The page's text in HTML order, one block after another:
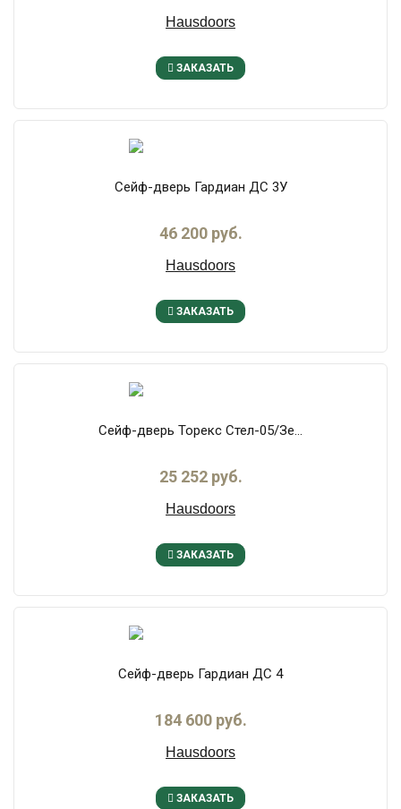
Hausdoors
ЗАКАЗАТЬ
Сейф-дверь Гардиан ДС 3У
46 200 руб.
Hausdoors
ЗАКАЗАТЬ
Сейф-дверь Торекс Стел-05/Зе...
25 252 руб.
Hausdoors
ЗАКАЗАТЬ
Сейф-дверь Гардиан ДС 4
184 600 руб.
Hausdoors
ЗАКАЗАТЬ